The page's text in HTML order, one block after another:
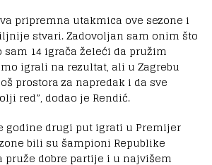
pripremna utakmica ove sezone i
stvari. Zadovoljan sam onim što
sam 14 igrača želeći da pružim
igrali na rezultat, ali u Zagrebu
prostora za napredak i da sve
red”, dodao je Rendić.
godine drugi put igrati u Premijer
bili su šampioni Republike
pruže dobre partije i u najvišem